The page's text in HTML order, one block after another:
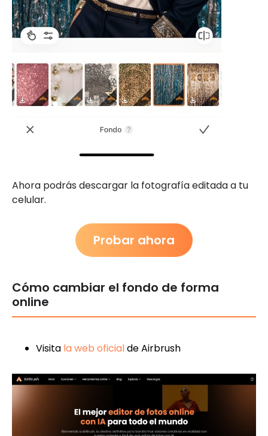
Ahora podrás descargar la fotografía editada a tu
celular.
Probar ahora
Cómo cambiar el fondo de forma
online
Visita la web oficialde Airbrush